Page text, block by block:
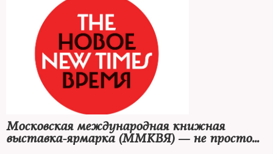
Московская международная книжная
выставка-ярмарка (ММКВЯ) — не просто